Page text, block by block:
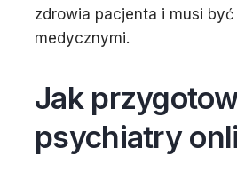
zdrowia pacjenta i musi
medycznymi.
Jak
psychiatry